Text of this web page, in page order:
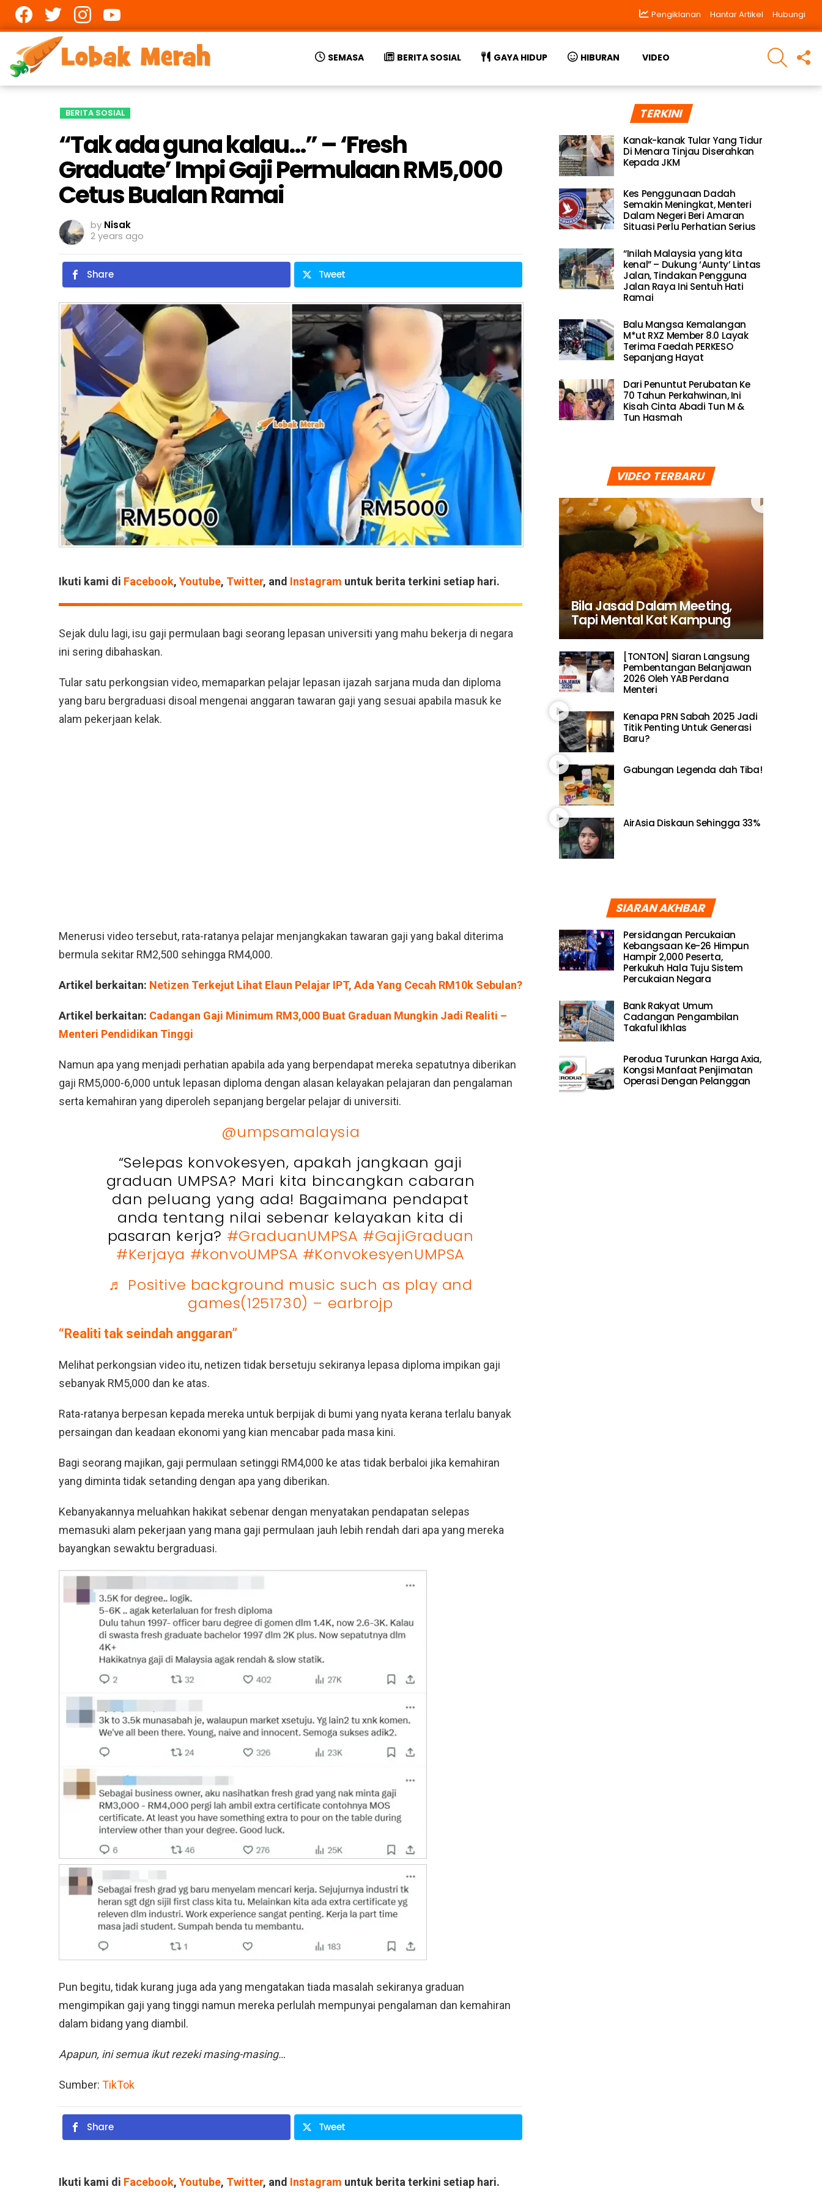
Pengiklanan Hantar Artikel Hubungi
SEMASA BERITA SOSIAL GAYA HIDUP HIBURAN VIDEO
SEARCH
BERITA SOSIAL
“Tak ada guna kalau…” – ‘Fresh
Graduate’ Impi Gaji Permulaan RM5,000
Cetus Bualan Ramai
by Nisak
2 years ago
Share Tweet
Ikuti kami di Facebook, Youtube, Twitter, and Instagram untuk berita terkini setiap hari.
Sejak dulu lagi, isu gaji permulaan bagi seorang lepasan universiti yang mahu bekerja di negara
ini sering dibahaskan.
Tular satu perkongsian video, memaparkan pelajar lepasan ijazah sarjana muda dan diploma
yang baru bergraduasi disoal mengenai anggaran tawaran gaji yang sesuai apabila masuk ke
alam pekerjaan kelak.
Menerusi video tersebut, rata-ratanya pelajar menjangkakan tawaran gaji yang bakal diterima
bermula sekitar RM2,500 sehingga RM4,000.
Artikel berkaitan: Netizen Terkejut Lihat Elaun Pelajar IPT, Ada Yang Cecah RM10k Sebulan?
Artikel berkaitan: Cadangan Gaji Minimum RM3,000 Buat Graduan Mungkin Jadi Realiti –
Menteri Pendidikan Tinggi
Namun apa yang menjadi perhatian apabila ada yang berpendapat mereka sepatutnya diberikan
gaji RM5,000-6,000 untuk lepasan diploma dengan alasan kelayakan pelajaran dan pengalaman
serta kemahiran yang diperoleh sepanjang bergelar pelajar di universiti.
@umpsamalaysia
“Selepas konvokesyen, apakah jangkaan gaji
graduan UMPSA? Mari kita bincangkan cabaran
dan peluang yang ada! Bagaimana pendapat
anda tentang nilai sebenar kelayakan kita di
pasaran kerja? #GraduanUMPSA #GajiGraduan
#Kerjaya #konvoUMPSA #KonvokesyenUMPSA
♬ Positive background music such as play and
games(1251730) – earbrojp
“Realiti tak seindah anggaran”
Melihat perkongsian video itu, netizen tidak bersetuju sekiranya lepasa diploma impikan gaji
sebanyak RM5,000 dan ke atas.
Rata-ratanya berpesan kepada mereka untuk berpijak di bumi yang nyata kerana terlalu banyak
persaingan dan keadaan ekonomi yang kian mencabar pada masa kini.
Bagi seorang majikan, gaji permulaan setinggi RM4,000 ke atas tidak berbaloi jika kemahiran
yang diminta tidak setanding dengan apa yang diberikan.
Kebanyakannya meluahkan hakikat sebenar dengan menyatakan pendapatan selepas
memasuki alam pekerjaan yang mana gaji permulaan jauh lebih rendah dari apa yang mereka
bayangkan sewaktu bergraduasi.
Pun begitu, tidak kurang juga ada yang mengatakan tiada masalah sekiranya graduan
mengimpikan gaji yang tinggi namun mereka perlulah mempunyai pengalaman dan kemahiran
dalam bidang yang diambil.
Apapun, ini semua ikut rezeki masing-masing…
Sumber: TikTok
Share Tweet
Ikuti kami di Facebook, Youtube, Twitter, and Instagram untuk berita terkini setiap hari.
TERKINI
Kanak-kanak Tular Yang Tidur
Di Menara Tinjau Diserahkan
Kepada JKM
Kes Penggunaan Dadah
Semakin Meningkat, Menteri
Dalam Negeri Beri Amaran
Situasi Perlu Perhatian Serius
“Inilah Malaysia yang kita
kenal” – Dukung ‘Aunty’ Lintas
Jalan, Tindakan Pengguna
Jalan Raya Ini Sentuh Hati
Ramai
Balu Mangsa Kemalangan
M*ut RXZ Member 8.0 Layak
Terima Faedah PERKESO
Sepanjang Hayat
Dari Penuntut Perubatan Ke
70 Tahun Perkahwinan, Ini
Kisah Cinta Abadi Tun M &
Tun Hasmah
VIDEO TERBARU
Bila Jasad Dalam Meeting,
Tapi Mental Kat Kampung
[TONTON] Siaran Langsung
Pembentangan Belanjawan
2026 Oleh YAB Perdana
Menteri
Kenapa PRN Sabah 2025 Jadi
Titik Penting Untuk Generasi
Baru?
Gabungan Legenda dah Tiba!
AirAsia Diskaun Sehingga 33%
SIARAN AKHBAR
Persidangan Percukaian
Kebangsaan Ke-26 Himpun
Hampir 2,000 Peserta,
Perkukuh Hala Tuju Sistem
Percukaian Negara
Bank Rakyat Umum
Cadangan Pengambilan
Takaful Ikhlas
Perodua Turunkan Harga Axia,
Kongsi Manfaat Penjimatan
Operasi Dengan Pelanggan